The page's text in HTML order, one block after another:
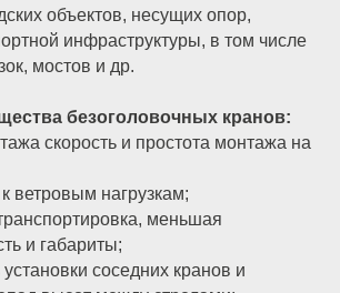
объектов, несущих опор,
инфраструктуры, в том числе
мостов и др.
безоголовочных кранов:
скорость и простота монтажа на
ветровым нагрузкам;
меньшая
и габариты;
установки соседних кранов и